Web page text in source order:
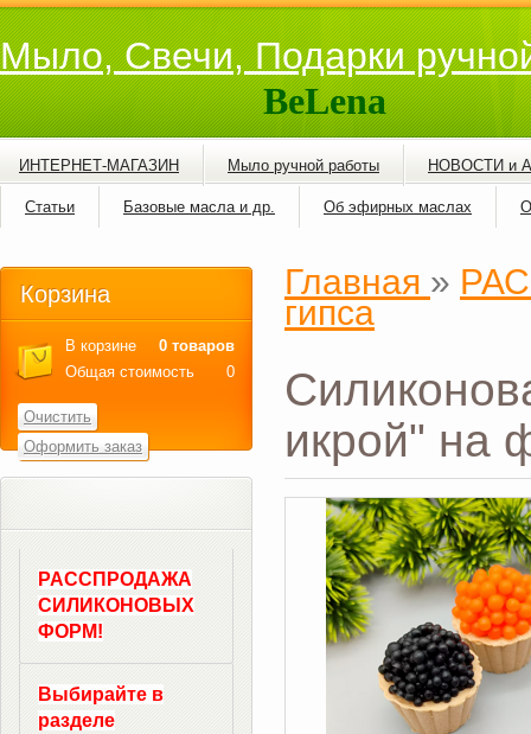
Мыло, Свечи, Подарки
BeLena
ИНТЕРНЕТ-МАГАЗИН Мыло ручной работы НОВОСТИ и
Статьи Базовые масла и др. Об эфирных маслах
Главная »
гипса
икрой" на
Корзина
В корзине
0 товаров
Общая стоимость
0
Очистить
Оформить заказ
РАССПРОДАЖА
СИЛИКОНОВЫХ
ФОРМ!
Выбирайте в
разделе